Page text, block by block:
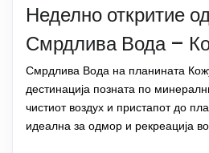
Неделно откритие
Смрдлива Вода –
Смрдлива Вода на планината
дестинација позната по
чистиот воздух и пристапот до
идеална за одмор и рекреација